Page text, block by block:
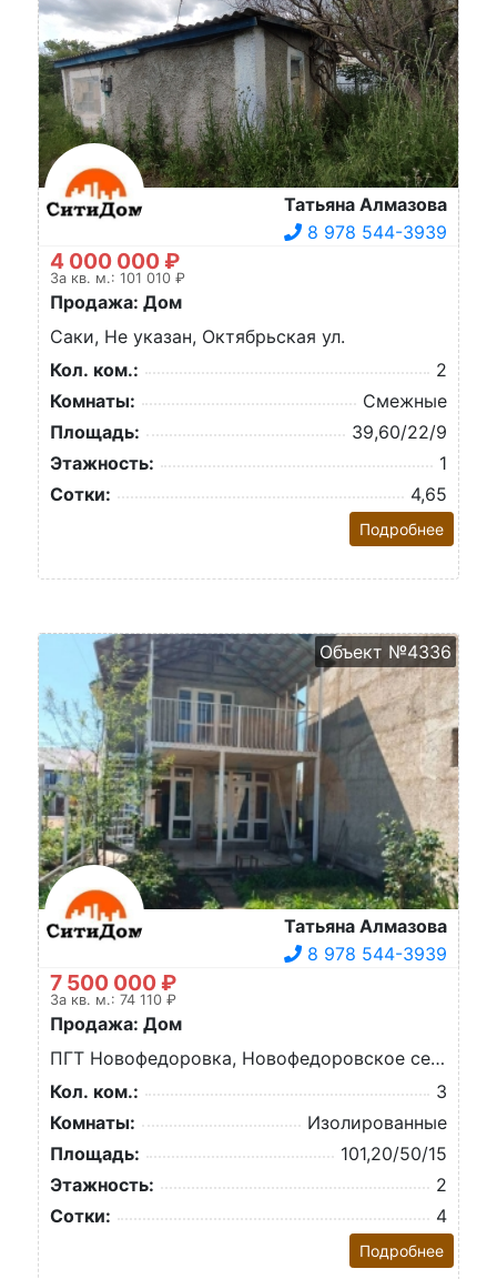
Татьяна Алмазова
8 978 544-3939
4 000 000 ₽
За кв. м.: 101 010 ₽
Продажа: Дом
Саки, Не указан, Октябрьская ул.
Кол. ком.:
2
Комнаты:
Смежные
Площадь:
39,60/22/9
Этажность:
1
Сотки:
4,65
Подробнее
Объект №4336
Татьяна Алмазова
8 978 544-3939
7 500 000 ₽
За кв. м.: 74 110 ₽
Продажа: Дом
ПГТ Новофедоровка, Новофедоровское сельское поселение, Объездная ул.
Кол. ком.:
3
Комнаты:
Изолированные
Площадь:
101,20/50/15
Этажность:
2
Сотки:
4
Подробнее